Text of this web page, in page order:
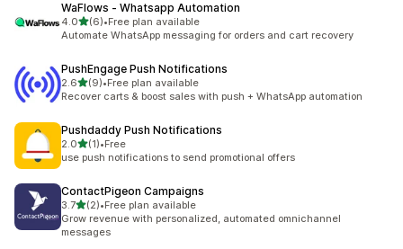
WaFlows ‑ Whatsapp Automation
4.05つ星中
(6)
合計レビュー数：6件
•Free plan available
Automate WhatsApp messaging for orders and cart recovery
PushEngage Push Notifications
2.65つ星中
(9)
合計レビュー数：9件
•Free plan available
Recover carts & boost sales with push + WhatsApp automation
Pushdaddy Push Notifications
2.05つ星中
(1)
合計レビュー数：1件
•Free
use push notifications to send promotional offers
ContactPigeon Campaigns
3.75つ星中
(2)
合計レビュー数：2件
•Free plan available
Grow revenue with personalized, automated omnichannel
messages